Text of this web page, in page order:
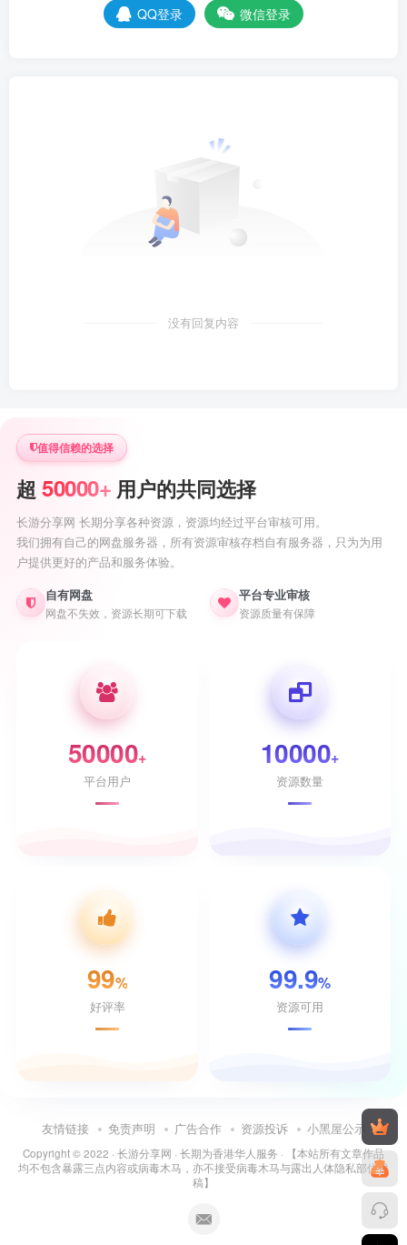
QQ登录 微信登录
没有回复内容
值得信赖的选择
超 50000+ 用户的共同选择
长游分享网 长期分享各种资源，资源均经过平台审核可用。
我们拥有自己的网盘服务器，所有资源审核存档自有服务器，只为为用
户提供更好的产品和服务体验。
自有网盘
网盘不失效，资源长期可下载
平台专业审核
资源质量有保障
50000+
平台用户
10000+
资源数量
99%
好评率
99.9%
资源可用
友情链接 免责声明 广告合作 资源投诉 小黑屋公示
Copyright © 2022 · 长游分享网 · 长期为香港华人服务 · 【本站所有文章作品
均不包含暴露三点内容或病毒木马，亦不接受病毒木马与露出人体隐私部位投
稿】